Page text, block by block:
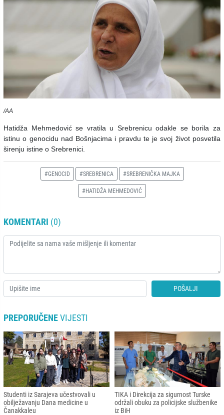
/AA
Hatidža Mehmedović se vratila u Srebrenicu odakle se borila za
istinu o genocidu nad Bošnjacima i pravdu te je svoj život posvetila
širenju istine o Srebrenici.
#GENOCID #SREBRENICA #SREBRENIČKA MAJKA
#HATIDŽA MEHMEDOVIĆ
KOMENTARI (0)
POŠALJI
PREPORUČENEVIJESTI
Studenti iz Sarajeva učestvovali u
obilježavanju Dana medicine u
Čanakkaleu
TIKA i Direkcija za sigurnost Turske
održali obuku za policijske službenike
iz BiH